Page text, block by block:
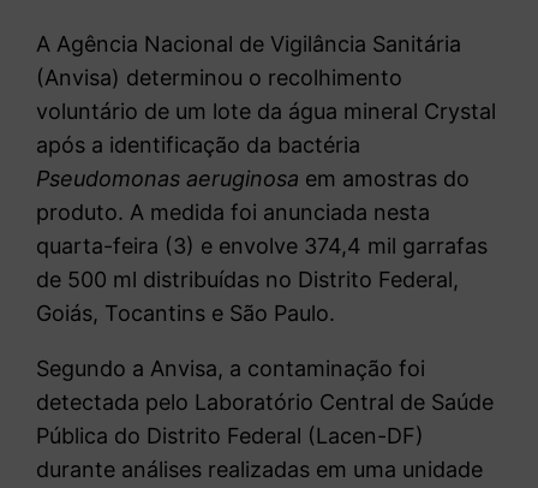
A Agência Nacional de Vigilância Sanitária
(Anvisa) determinou o recolhimento
voluntário de um lote da água mineral Crystal
após a identificação da bactéria
Pseudomonas aeruginosa em amostras do
produto. A medida foi anunciada nesta
quarta-feira (3) e envolve 374,4 mil garrafas
de 500 ml distribuídas no Distrito Federal,
Goiás, Tocantins e São Paulo.
Segundo a Anvisa, a contaminação foi
detectada pelo Laboratório Central de Saúde
Pública do Distrito Federal (Lacen-DF)
durante análises realizadas em uma unidade